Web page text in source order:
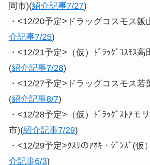
岡市)(紹介記事7/27)
・<12/20予定>ドラッグコスモス飯
介記事7/25)
・<12/21予定>（仮）ﾄﾞﾗｯｸﾞｺｽﾓｽ
(紹介記事7/28)
・<12/27予定>ドラッグコスモス若
(紹介記事8/7)
・<12/28予定>（仮）ﾄﾞﾗｯｸﾞｽﾄｱモ
市)(紹介記事7/29)
・<12/29予定>ｸｽﾘのｱｵｷ・ｼﾞﾝｽﾞ(仮
介記事6/3)